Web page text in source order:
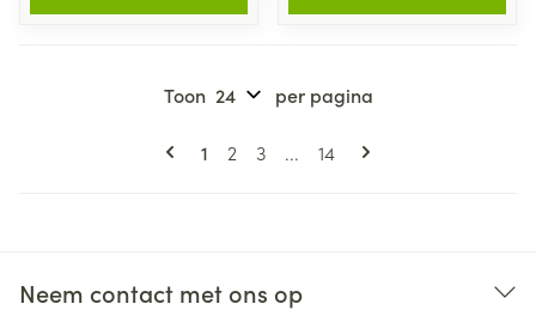
Pagina's
U lees momenteel pagina
1 Pagina
2 Pagina
3 ... Pagina
14
Toon per pagina
Neem contact met ons op